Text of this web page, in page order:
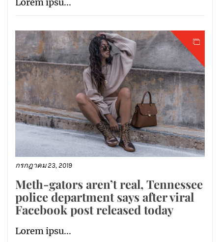
Lorem ipsu...
กรกฎาคม 23, 2019
Meth-gators aren’t real, Tennessee
police department says after viral
Facebook post released today
Lorem ipsu...